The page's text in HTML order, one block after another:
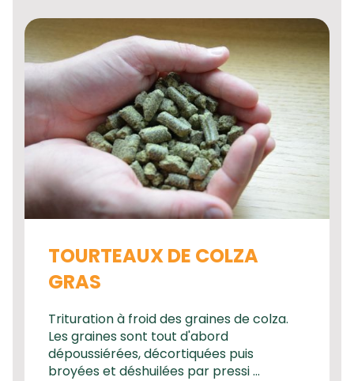
TOURTEAUX DE COLZA
GRAS
Trituration à froid des graines de colza.
Les graines sont tout d'abord
dépoussiérées, décortiquées puis
broyées et déshuilées par pressi ...